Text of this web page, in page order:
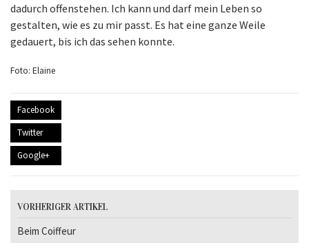
dadurch offenstehen. Ich kann und darf mein Leben so
gestalten, wie es zu mir passt. Es hat eine ganze Weile
gedauert, bis ich das sehen konnte.
Foto: Elaine
Facebook
Twitter
Google+
VORHERIGER ARTIKEL
Beim Coiffeur